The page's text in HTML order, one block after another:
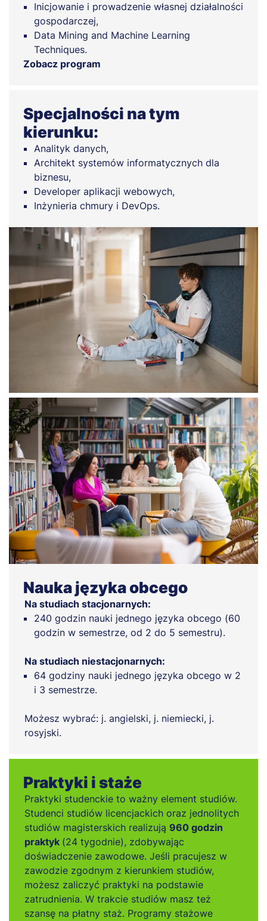
Inicjowanie i prowadzenie własnej działalności
gospodarczej,
Data Mining and Machine Learning
Techniques.
Zobacz program
Specjalności na tym
kierunku:
Analityk danych,
Architekt systemów informatycznych dla
biznesu,
Developer aplikacji webowych,
Inżynieria chmury i DevOps.
Nauka języka obcego
Na studiach stacjonarnych:
240 godzin nauki jednego języka obcego (60
godzin w semestrze, od 2 do 5 semestru).
Na studiach niestacjonarnych:
64 godziny nauki jednego języka obcego w 2
i 3 semestrze.
Możesz wybrać: j. angielski, j. niemiecki, j.
rosyjski.
Praktyki i staże
Praktyki studenckie to ważny element studiów.
Studenci studiów licencjackich oraz jednolitych
studiów magisterskich realizują 960 godzin
praktyk (24 tygodnie), zdobywając
doświadczenie zawodowe. Jeśli pracujesz w
zawodzie zgodnym z kierunkiem studiów,
możesz zaliczyć praktyki na podstawie
zatrudnienia. W trakcie studiów masz też
szansę na płatny staż. Programy stażowe